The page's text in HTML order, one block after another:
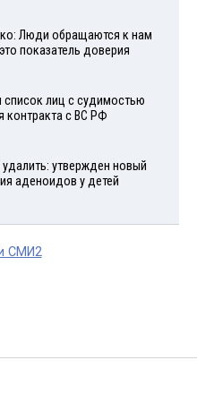
Люди обращаются к нам
показатель доверия
список лиц с судимостью
контракта с ВС РФ
удалить: утвержден новый
аденоидов у детей
СМИ2